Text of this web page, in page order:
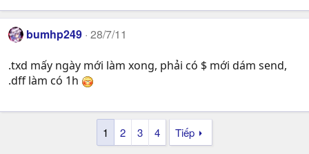
bumhp249 28/7/11
.txd mấy ngày mới làm xong, phải có $ mới dám send,
.dff làm có 1h
1 2 3 4 Tiếp